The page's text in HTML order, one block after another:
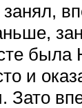
была
и
Зато